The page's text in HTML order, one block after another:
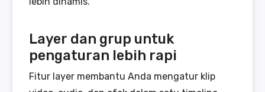
Layer dan grup untuk
pengaturan lebih rapi
Fitur layer membantu Anda mengatur klip